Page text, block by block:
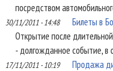
посредством
30/11/2011 - 14:48
Билеты в
Открытие после
- долгожданное событие, в
17/11/2011 - 10:19
Продажа